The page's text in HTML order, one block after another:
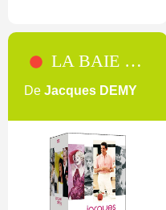
LA BAIE DES ANGES
De Jacques DEMY